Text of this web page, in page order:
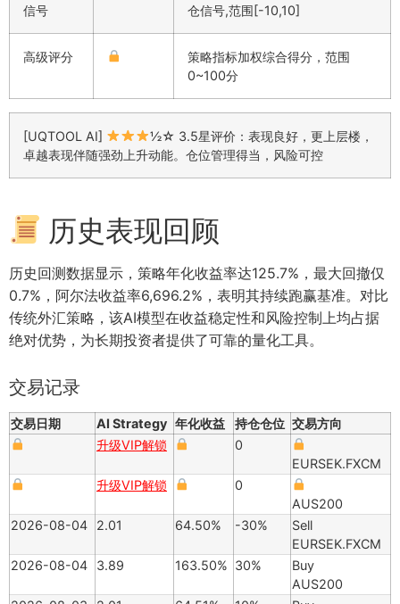
信号
仓信号,范围[-10,10]
高级评分
策略指标加权综合得分，范围
0~100分
[UQTOOL AI]
½☆ 3.5星评价：表现良好，更上层楼，
卓越表现伴随强劲上升动能。仓位管理得当，风险可控
历史表现回顾
历史回测数据显示，策略年化收益率达125.7%，最大回撤仅
0.7%，阿尔法收益率6,696.2%，表明其持续跑赢基准。对比
传统外汇策略，该AI模型在收益稳定性和风险控制上均占据
绝对优势，为长期投资者提供了可靠的量化工具。
交易记录
交易日期 AI Strategy 年化收益 持仓仓位 交易方向
升级VIP解锁
0
EURSEK.FXCM
升级VIP解锁
0
AUS200
2026-08-04
2.01 64.50% -30%
Sell
EURSEK.FXCM
2026-08-04
3.89 163.50% 30%
Buy
AUS200